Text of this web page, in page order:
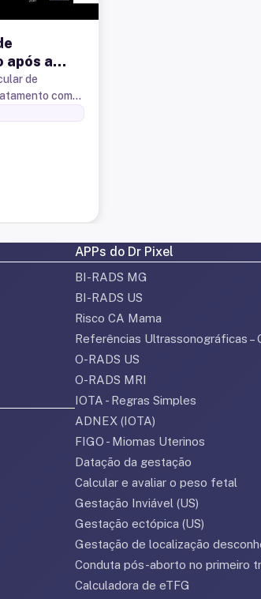
após a
com
de
com
semi
APPs do Dr Pixel
BI-RADS MG
BI-RADS US
Risco CA Mama
Referências Ultrassonográficas –
O-RADS US
O-RADS MRI
IOTA - Regras Simples
ADNEX (IOTA)
FIGO - Miomas Uterinos
Datação da gestação
Calcular e avaliar o peso fetal
Gestação Inviável (US)
Gestação ectópica (US)
Gestação de localização
Conduta pós-aborto no primeiro
Calculadora de eTFG